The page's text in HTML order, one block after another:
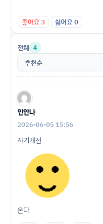
좋아요3 싫어요0
전체 4
인안나
2026-06-05 15:56
자기개선
온다